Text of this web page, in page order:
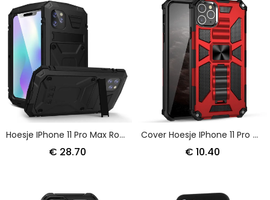
Hoesje IPhone 11 Pro Max Rood Zwart Super Resistent Waterdicht
€ 28.70
Cover Hoesje IPhone 11 Pro Max Rood Zwart Telefoonhoesje Afneembaar Met Verwijderbare Steun
€ 10.40